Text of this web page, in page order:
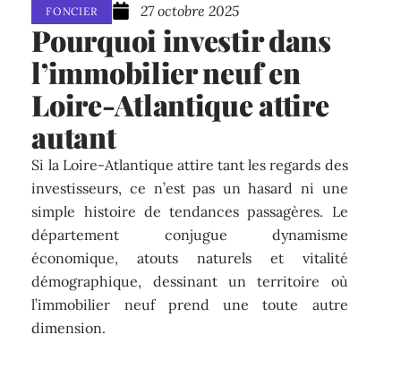
FONCIER 27 octobre 2025
Pourquoi investir dans
l’immobilier neuf en
Loire-Atlantique attire
autant
Si la Loire-Atlantique attire tant les regards des
investisseurs, ce n’est pas un hasard ni une
simple histoire de tendances passagères. Le
département conjugue dynamisme
économique, atouts naturels et vitalité
démographique, dessinant un territoire où
l’immobilier neuf prend une toute autre
dimension.